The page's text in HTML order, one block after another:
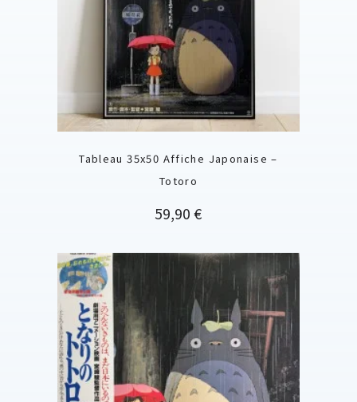
Tableau 35x50 Affiche Japonaise –
Totoro
Prix
59,90 €